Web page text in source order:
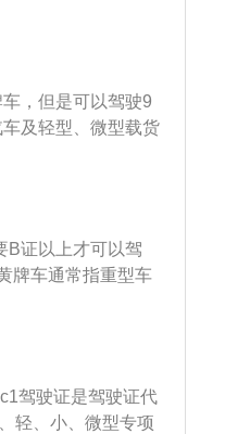
准驾范围为小型、
车、城市公交车、
便摩托车、轮式自
座的车辆，不能驾
，但是可以驾驶9
及轻型、微型载货
或等于9人。 C1驾
无轨电车、有轨电
能超过6米的货
低年龄限制为18周
力、判断能力、反
B证以上才可以驾
牌车通常指重型车
以及轻型、微型载
B1准驾车型：B1
含）以上，19人
驾驶证是驾驶证代
轻、小、微型专项